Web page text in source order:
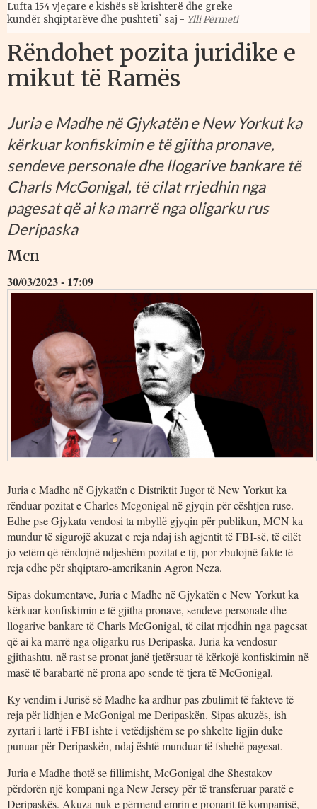
Lufta 154 vjeçare e kishës së krishterë dhe greke
kundër shqiptarëve dhe pushteti` saj - Ylli Përmeti
Rëndohet pozita juridike e
mikut të Ramës
Juria e Madhe në Gjykatën e New Yorkut ka
kërkuar konfiskimin e të gjitha pronave,
sendeve personale dhe llogarive bankare të
Charls McGonigal, të cilat rrjedhin nga
pagesat që ai ka marrë nga oligarku rus
Deripaska
Mcn
30/03/2023 - 17:09
Juria e Madhe në Gjykatën e Distriktit Jugor të New Yorkut ka
rënduar pozitat e Charles Mcgonigal në gjyqin për cështjen ruse.
Edhe pse Gjykata vendosi ta mbyllë gjyqin për publikun, MCN ka
mundur të sigurojë akuzat e reja ndaj ish agjentit të FBI-së, të cilët
jo vetëm që rëndojnë ndjeshëm pozitat e tij, por zbulojnë fakte të
reja edhe për shqiptaro-amerikanin Agron Neza.
Sipas dokumentave, Juria e Madhe në Gjykatën e New Yorkut ka
kërkuar konfiskimin e të gjitha pronave, sendeve personale dhe
llogarive bankare të Charls McGonigal, të cilat rrjedhin nga pagesat
që ai ka marrë nga oligarku rus Deripaska. Juria ka vendosur
gjithashtu, në rast se pronat janë tjetërsuar të kërkojë konfiskimin në
masë të barabartë në prona apo sende të tjera të McGonigal.
Ky vendim i Jurisë së Madhe ka ardhur pas zbulimit të fakteve të
reja për lidhjen e McGonigal me Deripaskën. Sipas akuzës, ish
zyrtari i lartë i FBI ishte i vetëdijshëm se po shkelte ligjin duke
punuar për Deripaskën, ndaj është munduar të fshehë pagesat.
Juria e Madhe thotë se fillimisht, McGonigal dhe Shestakov
përdorën një kompani nga New Jersey për të transferuar paratë e
Deripaskës. Akuza nuk e përmend emrin e pronarit të kompanisë,